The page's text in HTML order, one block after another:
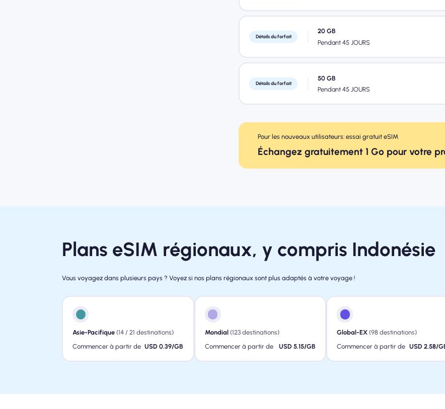
Détails du forfait
20 GB
Pendant 45 JOURS
Détails du forfait
50 GB
Pendant 45 JOURS
Pour les nouveaux utilisateurs: essai gratuit eSIM
Échangez gratuitement 1 Go pour votre
Plans eSIM régionaux, y compris Indonésie
Vous voyagez dans plusieurs pays ? Voyez si nos plans régionaux sont plus adaptés à votre voyage !
Asie-Pacifique (14 / 21 destinations)
Commencer à partir de USD 0.39/GB
Mondial(123 destinations)
Commencer à partir de
USD 5.15/GB
Global-EX (98 destinations)
Commencer à partir de USD 2.58/